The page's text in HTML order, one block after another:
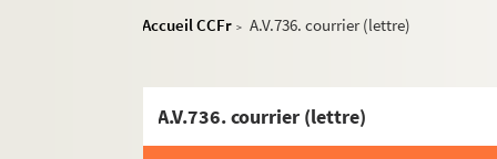
Accueil CCFr > A.V.736. courrier (lettre)
A.V.736. courrier (lettre)